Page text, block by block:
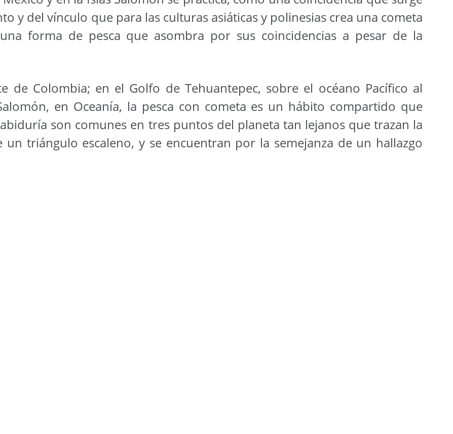
y del vínculo que para las culturas asiáticas y polinesias crea una cometa
forma de pesca que asombra por sus coincidencias a pesar de la
de Colombia; en el Golfo de Tehuantepec, sobre el océano Pacífico al
en Oceanía, la pesca con cometa es un hábito compartido que
son comunes en tres puntos del planeta tan lejanos que trazan la
triángulo escaleno, y se encuentran por la semejanza de un hallazgo